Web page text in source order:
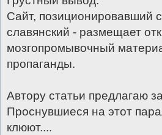
Сайт, позиционировавший
славянский - размещает
мозгопромывочный
пропаганды.
Автору статьи предлагаю
Проснувшиеся на этот
клюют....